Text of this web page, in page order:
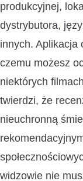
produkcyjnej,
dystrybutora,
innych. Aplikacja
czemu możesz
niektórych
twierdzi, że
nieuchronną
widzowie nie